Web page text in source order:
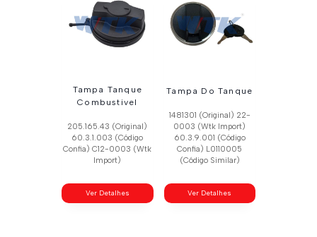
Tampa Tanque
Combustivel
205.165.43 (Original)
60.3.1.003 (Código
Confia) C12-0003 (Wtk
Import)
Ver Detalhes
Tampa Do Tanque
1481301 (Original) 22-
0003 (Wtk Import)
60.3.9.001 (Código
Confia) L0110005
(Código Similar)
Ver Detalhes